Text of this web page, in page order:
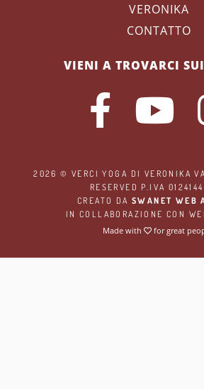
VERONIKA
CONTATTO
VIENI A TROVARCI
2026 ©VERCI YOGA DI VERONIKA
RESERVED P.IVA
CREATO DASWANET WEB
IN COLLABORAZIONE CON
Made with
for great